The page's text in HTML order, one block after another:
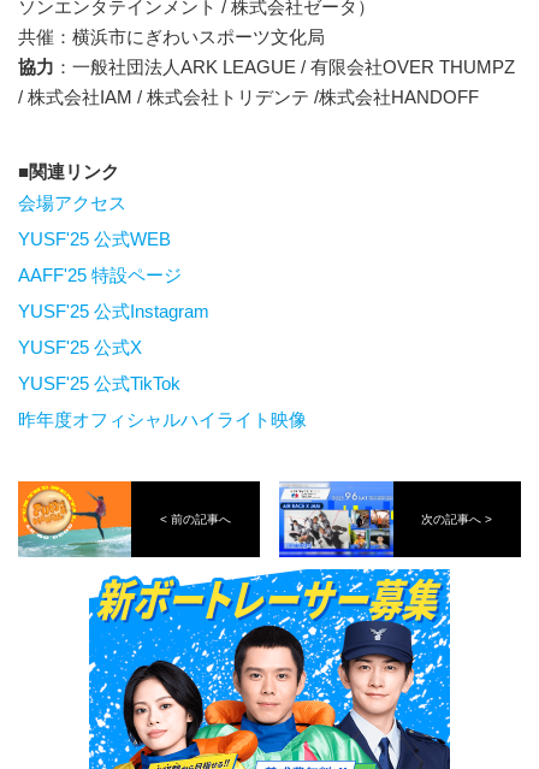
ソンエンタテインメント / 株式会社ゼータ）
共催：横浜市にぎわいスポーツ文化局
協力 ：一般社団法人ARK LEAGUE / 有限会社OVER THUMPZ
/ 株式会社IAM / 株式会社トリデンテ /株式会社HANDOFF
関連リンク
会場アクセス
YUSF'25 公式WEB
AAFF'25 特設ページ
YUSF'25 公式Instagram
YUSF'25 公式X
YUSF'25 公式TikTok
昨年度オフィシャルハイライト映像
< 前の記事へ 次の記事へ >